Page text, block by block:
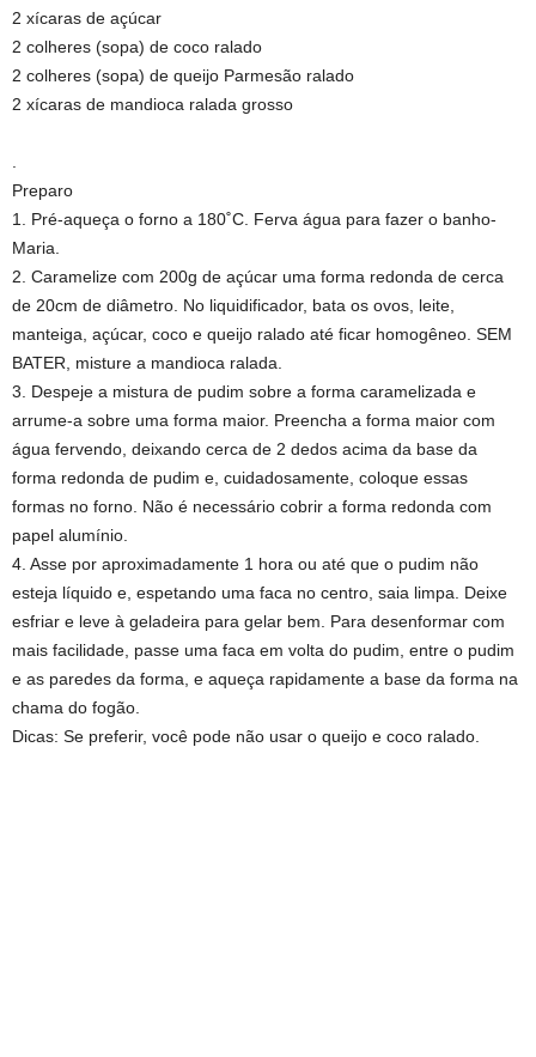
2 xícaras de açúcar
2 colheres (sopa) de coco ralado
2 colheres (sopa) de queijo Parmesão ralado
2 xícaras de mandioca ralada grosso
Preparo
1. Pré-aqueça o forno a 180˚C. Ferva água para fazer o banho-
Maria.
2. Caramelize com 200g de açúcar uma forma redonda de cerca
de 20cm de diâmetro. No liquidificador, bata os ovos, leite,
manteiga, açúcar, coco e queijo ralado até ficar homogêneo. SEM
BATER, misture a mandioca ralada.
3. Despeje a mistura de pudim sobre a forma caramelizada e
arrume-a sobre uma forma maior. Preencha a forma maior com
água fervendo, deixando cerca de 2 dedos acima da base da
forma redonda de pudim e, cuidadosamente, coloque essas
formas no forno. Não é necessário cobrir a forma redonda com
papel alumínio.
4. Asse por aproximadamente 1 hora ou até que o pudim não
esteja líquido e, espetando uma faca no centro, saia limpa. Deixe
esfriar e leve à geladeira para gelar bem. Para desenformar com
mais facilidade, passe uma faca em volta do pudim, entre o pudim
e as paredes da forma, e aqueça rapidamente a base da forma na
chama do fogão.
Dicas: Se preferir, você pode não usar o queijo e coco ralado.